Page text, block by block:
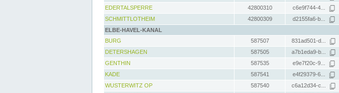
EDERTALSPERRE
42800310 c6e9f744-4...
SCHMITTLOTHEIM
42800309 d2155fa6-b...
ELBE-HAVEL-KANAL
BURG
587507 831ad501-d...
DETERSHAGEN
587505 a7b1eda9-b...
GENTHIN
587535 e9e7f20c-9...
KADE
587541 e4f29379-6...
WUSTERWITZ OP
587540 c6a12d34-c...